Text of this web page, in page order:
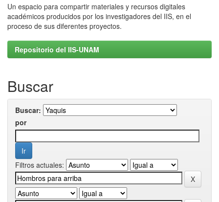
Un espacio para compartir materiales y recursos digitales
académicos producidos por los investigadores del IIS, en el
proceso de sus diferentes proyectos.
Repositorio del IIS-UNAM
Buscar
Buscar:
por
Filtros actuales: